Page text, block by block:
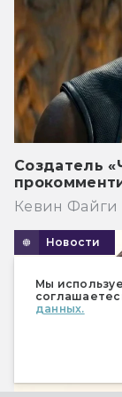
Мы
данных.
Создатель
Кевин Файги
Новости